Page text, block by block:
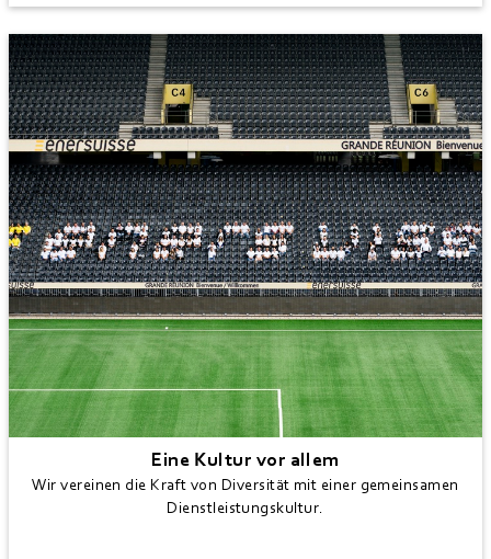
Eine Kultur vor allem
Wir vereinen die Kraft von Diversität mit einer gemeinsamen
Dienstleistungskultur.